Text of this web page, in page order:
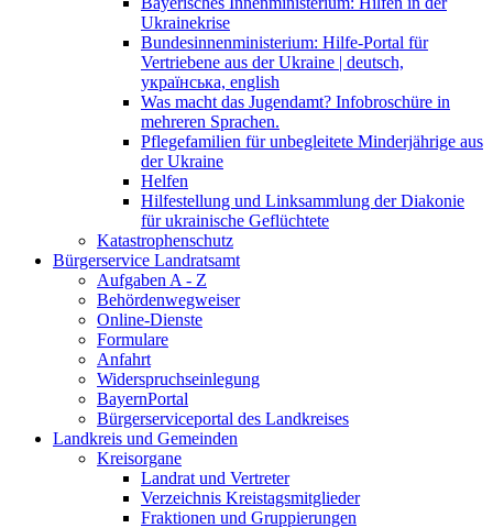
Ukrainekrise
Bundesinnenministerium: Hilfe-Portal für
Vertriebene aus der Ukraine | deutsch,
українська, english
Was macht das Jugendamt? Infobroschüre in
mehreren Sprachen.
Pflegefamilien für unbegleitete Minderjährige aus
der Ukraine
Helfen
Hilfestellung und Linksammlung der Diakonie
für ukrainische Geflüchtete
Katastrophenschutz
Bürgerservice Landratsamt
Aufgaben A - Z
Behördenwegweiser
Online-Dienste
Formulare
Anfahrt
Widerspruchseinlegung
BayernPortal
Bürgerserviceportal des Landkreises
Landkreis und Gemeinden
Kreisorgane
Landrat und Vertreter
Verzeichnis Kreistagsmitglieder
Fraktionen und Gruppierungen